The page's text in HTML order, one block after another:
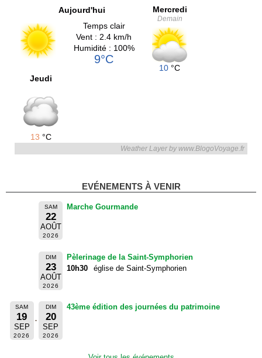
Aujourd'hui
Temps clair
Vent : 2.4 km/h
Humidité : 100%
9°C
Mercredi
Demain
10 °C
Jeudi
13 °C
Weather Layer by www.BlogoVoyage.fr
EVÉNEMENTS À VENIR
SAM
22
AOÛT
2026
Marche Gourmande
DIM
23
AOÛT
2026
Pèlerinage de la Saint-Symphorien
10h30
église de Saint-Symphorien
SAM
19
SEP
2026
DIM
20
SEP
2026
43ème édition des journées du patrimoine